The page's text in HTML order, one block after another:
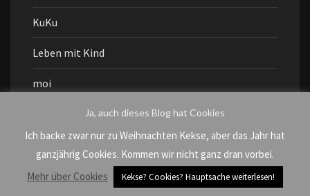
KuKu
Leben mit Kind
moi
mukiku
Ja, auch dieses Blog hat Cookies
Ich backe zwar nur zu Weihnachten Kekse, aber das Jahr hat
ganzjährig Cookies. Kommen wir nicht ganz dran vorbei.
Mehr über Cookies
Kekse? Cookies? Hauptsache weiterlesen!